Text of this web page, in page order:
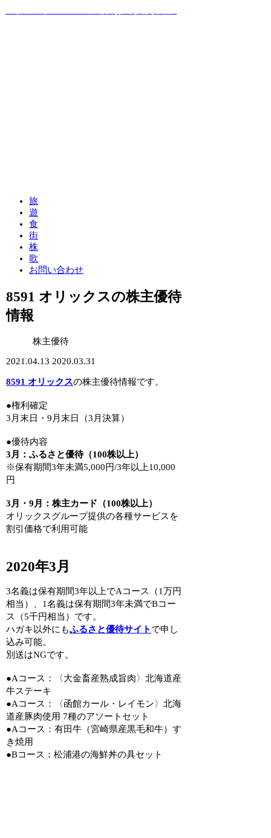
旅
遊
食
街
株
歌
お問い合わせ
8591 オリックスの株主優待
情報
株主優待
2021.04.13 2020.03.31
8591 オリックスの株主優待情報です。
●権利確定
3月末日・9月末日（3月決算）
●優待内容
3月：ふるさと優待（100株以上）
※保有期間3年未満5,000円/3年以上10,000
円
3月・9月：株主カード（100株以上）
オリックスグループ提供の各種サービスを
割引価格で利用可能
2020年3月
3名義は保有期間3年以上でAコース（1万円
相当）、1名義は保有期間3年未満でBコー
ス（5千円相当）です。
ハガキ以外にもふるさと優待サイト で申し
込み可能。
別送はNGです。
●Aコース：〈大金畜産熟成旨肉〉北海道産
牛ステーキ
●Aコース：〈函館カール・レイモン〉北海
道産豚肉使用 7種のアソートセット
●Aコース：有田牛（宮崎県産黒毛和牛）す
き焼用
●Bコース：松浦港の海鮮丼の具セット